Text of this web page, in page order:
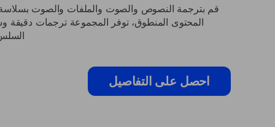
المحتوى المنطوق، توفر المجموعة ترجمات دقيقة
احصل على التفاصيل